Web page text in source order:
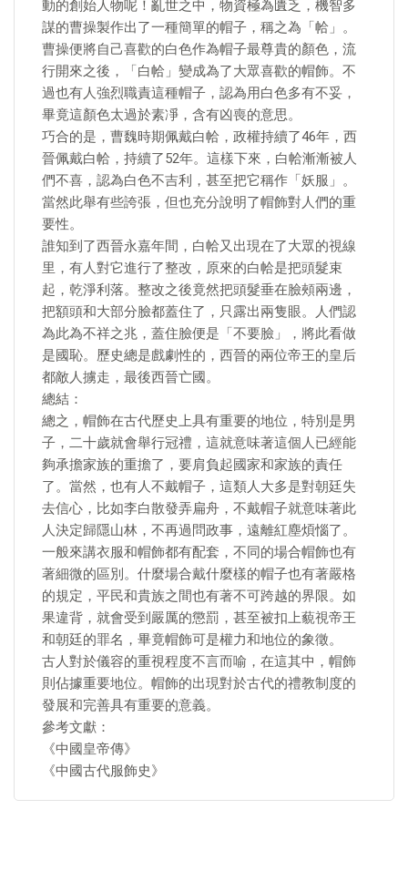
動的創始人物呢！亂世之中，物資極為匱乏，機智多
謀的曹操製作出了一種簡單的帽子，稱之為「帢」。
曹操便將自己喜歡的白色作為帽子最尊貴的顏色，流
行開來之後，「白帢」變成為了大眾喜歡的帽飾。不
過也有人強烈職責這種帽子，認為用白色多有不妥，
畢竟這顏色太過於素凈，含有凶喪的意思。
巧合的是，曹魏時期佩戴白帢，政權持續了46年，西
晉佩戴白帢，持續了52年。這樣下來，白帢漸漸被人
們不喜，認為白色不吉利，甚至把它稱作「妖服」。
當然此舉有些誇張，但也充分說明了帽飾對人們的重
要性。
誰知到了西晉永嘉年間，白帢又出現在了大眾的視線
里，有人對它進行了整改，原來的白帢是把頭髮束
起，乾淨利落。整改之後竟然把頭髮垂在臉頰兩邊，
把額頭和大部分臉都蓋住了，只露出兩隻眼。人們認
為此為不祥之兆，蓋住臉便是「不要臉」，將此看做
是國恥。歷史總是戲劇性的，西晉的兩位帝王的皇后
都敵人擄走，最後西晉亡國。
總結：
總之，帽飾在古代歷史上具有重要的地位，特別是男
子，二十歲就會舉行冠禮，這就意味著這個人已經能
夠承擔家族的重擔了，要肩負起國家和家族的責任
了。當然，也有人不戴帽子，這類人大多是對朝廷失
去信心，比如李白散發弄扁舟，不戴帽子就意味著此
人決定歸隱山林，不再過問政事，遠離紅塵煩惱了。
一般來講衣服和帽飾都有配套，不同的場合帽飾也有
著細微的區別。什麼場合戴什麼樣的帽子也有著嚴格
的規定，平民和貴族之間也有著不可跨越的界限。如
果違背，就會受到嚴厲的懲罰，甚至被扣上藐視帝王
和朝廷的罪名，畢竟帽飾可是權力和地位的象徵。
古人對於儀容的重視程度不言而喻，在這其中，帽飾
則佔據重要地位。帽飾的出現對於古代的禮教制度的
發展和完善具有重要的意義。
參考文獻：
《中國皇帝傳》
《中國古代服飾史》